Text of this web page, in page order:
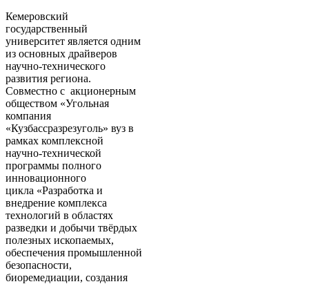
Кемеровский
государственный
университет является одним
из основных драйверов
научно-технического
развития региона.
Совместно с акционерным
обществом «Угольная
компания
«Кузбассразрезуголь» вуз в
рамках комплексной
научно-технической
программы полного
инновационного
цикла «Разработка и
внедрение комплекса
технологий в областях
разведки и добычи твёрдых
полезных ископаемых,
обеспечения промышленной
безопасности,
биоремедиации, создания